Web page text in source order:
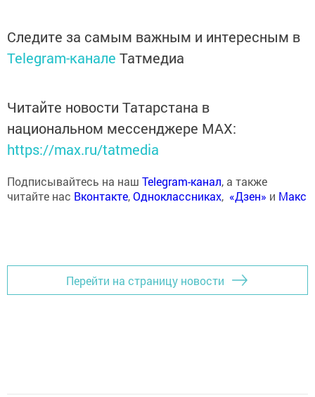
Следите за самым важным и интересным в
Telegram-канале Татмедиа
Читайте новости Татарстана в
национальном мессенджере MАХ:
https://max.ru/tatmedia
Подписывайтесь на наш Telegram-канал, а также
читайте нас Вконтакте,Одноклассниках, «Дзен» и Макс
Перейти на страницу новости